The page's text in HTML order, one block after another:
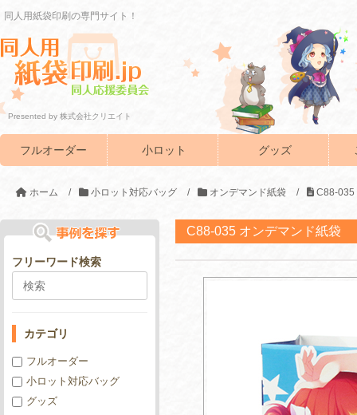
同人用紙袋印刷の専門サイト！
Presented by 株式会社クリエイト
フルオーダー 小ロット グッズ
ホーム / 小ロット対応バッグ / オンデマンド紙袋 / C88-035
C88-035 オンデマンド紙袋
フリーワード検索
カテゴリ
フルオーダー
小ロット対応バッグ
グッズ